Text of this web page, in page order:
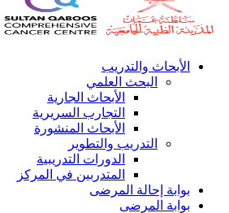
الأبحاث والتدريب
البحث العلمي
الأبحاث الجارية
التجارب السريرية
الأبحاث المنشورة
التدريب والتطوير
الدورات التدريبية
المتدربين في المركز
بوابة إحالة المرضى
بوابة المرضى